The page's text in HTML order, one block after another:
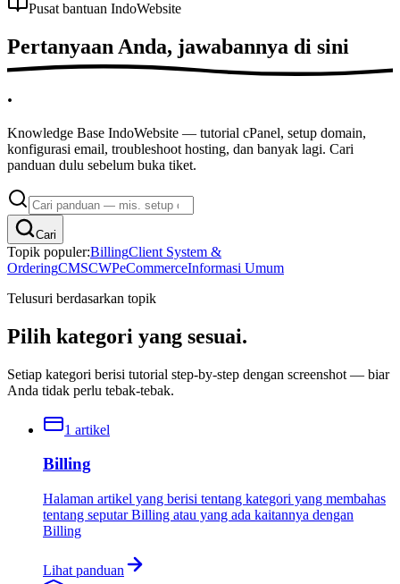
Pusat bantuan IndoWebsite
Pertanyaan Anda, jawabannya di sini
.
Knowledge Base IndoWebsite — tutorial cPanel, setup domain,
konfigurasi email, troubleshoot hosting, dan banyak lagi. Cari
panduan dulu sebelum buka tiket.
Cari
Topik populer:BillingClient System &
OrderingCMSCWPeCommerceInformasi Umum
Telusuri berdasarkan topik
Pilih kategori yang sesuai.
Setiap kategori berisi tutorial step-by-step dengan screenshot — biar
Anda tidak perlu tebak-tebak.
1 artikel
Billing
Halaman artikel yang berisi tentang kategori yang membahas
tentang seputar Billing atau yang ada kaitannya dengan
Billing
Lihat panduan